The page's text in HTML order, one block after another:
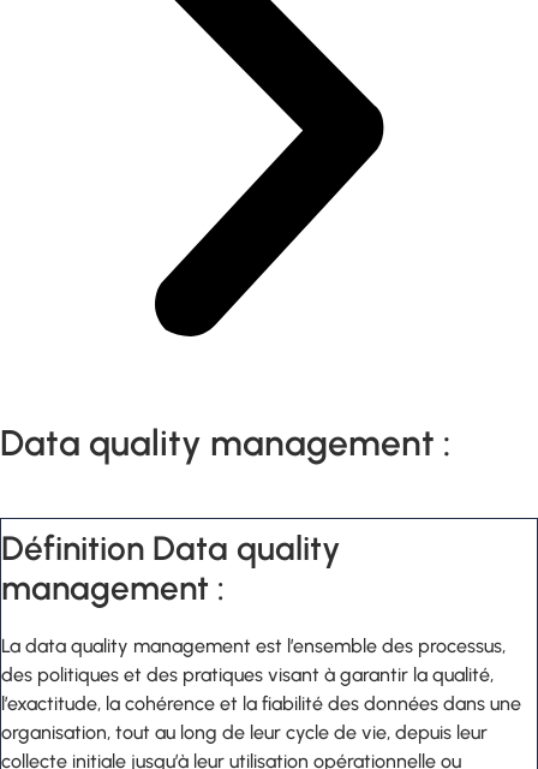
Data quality management :
Définition Data quality
management :
La data quality management est l’ensemble des processus,
des politiques et des pratiques visant à garantir la qualité,
l’exactitude, la cohérence et la fiabilité des données dans une
organisation, tout au long de leur cycle de vie, depuis leur
collecte initiale jusqu’à leur utilisation opérationnelle ou